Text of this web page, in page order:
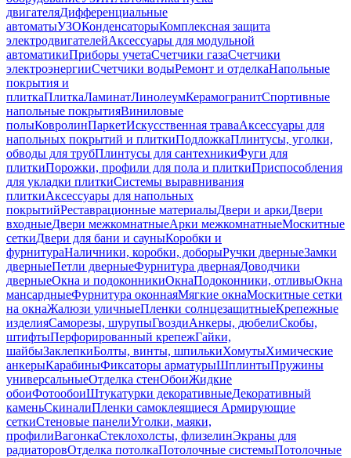
двигателяДифференциальные
автоматыУЗОКонденсаторыКомплексная защита
электродвигателейАксессуары для модульной
автоматикиПриборы учетаСчетчики газаСчетчики
электроэнергииСчетчики водыРемонт и отделкаНапольные
покрытия и
плиткаПлиткаЛаминатЛинолеумКерамогранитСпортивные
напольные покрытияВиниловые
полыКовролинПаркетИскусственная траваАксессуары для
напольных покрытий и плиткиПодложкаПлинтусы, уголки,
обводы для трубПлинтусы для сантехникиФуги для
плиткиПорожки, профили для пола и плиткиПриспособления
для укладки плиткиСистемы выравнивания
плиткиАксессуары для напольных
покрытийРеставрационные материалыДвери и аркиДвери
входныеДвери межкомнатныеАрки межкомнатныеМоскитные
сеткиДвери для бани и сауныКоробки и
фурнитураНаличники, коробки, доборыРучки дверныеЗамки
дверныеПетли дверныеФурнитура двернаяДоводчики
дверныеОкна и подоконникиОкнаПодоконники, отливыОкна
мансардныеФурнитура оконнаяМягкие окнаМоскитные сетки
на окнаЖалюзи уличныеПленки солнцезащитныеКрепежные
изделияСаморезы, шурупыГвоздиАнкеры, дюбелиСкобы,
штифтыПерфорированный крепежГайки,
шайбыЗаклепкиБолты, винты, шпилькиХомутыХимические
анкерыКарабиныФиксаторы арматурыШплинтыПружины
универсальныеОтделка стенОбоиЖидкие
обоиФотообоиШтукатурки декоративныеДекоративный
каменьСкиналиПленки самоклеящиеся Армирующие
сеткиСтеновые панелиУголки, маяки,
профилиВагонкаСтеклохолсты, флизелинЭкраны для
радиаторовОтделка потолкаПотолочные системыПотолочные